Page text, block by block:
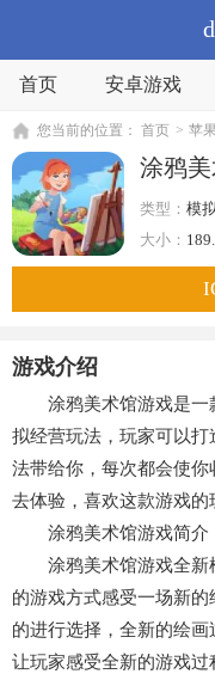
首页 安卓游戏
您当前的位置： 首页 > 苹
涂鸦
类型： 模
大小：
游戏介绍
涂鸦美术馆游戏是一
拟经营玩法，玩家可以
法带给你，每次都会使
去体验，喜欢这款游戏
涂鸦美术馆游戏简介
涂鸦美术馆游戏全新
的游戏方式感受一场新
的进行选择，全新的绘
让玩家感受全新的游戏过